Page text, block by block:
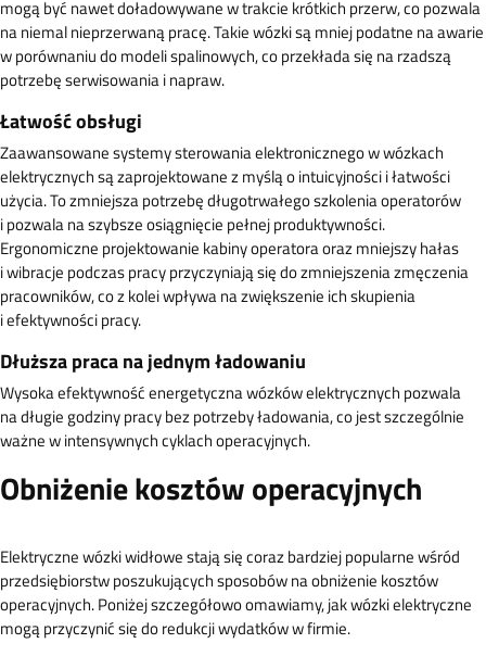
mogą być nawet doładowywane w trakcie krótkich przerw, co pozwala
na niemal nieprzerwaną pracę. Takie wózki są mniej podatne na awarie
w porównaniu do modeli spalinowych, co przekłada się na rzadszą
potrzebę serwisowania i napraw.
Łatwość obsługi
Zaawansowane systemy sterowania elektronicznego w wózkach
elektrycznych są zaprojektowane z myślą o intuicyjności i łatwości
użycia. To zmniejsza potrzebę długotrwałego szkolenia operatorów
i pozwala na szybsze osiągnięcie pełnej produktywności.
Ergonomiczne projektowanie kabiny operatora oraz mniejszy hałas
i wibracje podczas pracy przyczyniają się do zmniejszenia zmęczenia
pracowników, co z kolei wpływa na zwiększenie ich skupienia
i efektywności pracy.
Dłuższa praca na jednym ładowaniu
Wysoka efektywność energetyczna wózków elektrycznych pozwala
na długie godziny pracy bez potrzeby ładowania, co jest szczególnie
ważne w intensywnych cyklach operacyjnych.
Obniżenie kosztów operacyjnych
Elektryczne wózki widłowe stają się coraz bardziej popularne wśród
przedsiębiorstw poszukujących sposobów na obniżenie kosztów
operacyjnych. Poniżej szczegółowo omawiamy, jak wózki elektryczne
mogą przyczynić się do redukcji wydatków w firmie.